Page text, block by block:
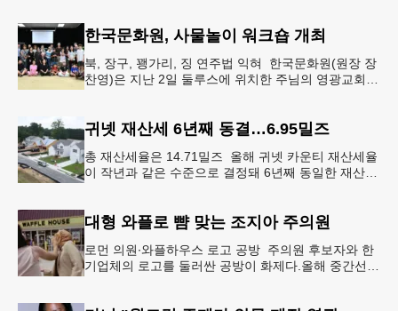
한국문화원, 사물놀이 워크숍 개최
북, 장구, 꽹가리, 징 연주법 익혀 한국문화원(원장 장
찬영)은 지난 2일 둘루스에 위치한 주님의 영광교회에
귀넷 재산세 6년째 동결…6.95밀즈
총 재산세율은 14.71밀즈 올해 귀넷 카운티 재산세율
이 작년과 같은 수준으로 결정돼 6년째 동일한 재산세
대형 와플로 뺨 맞는 조지아 주의원
로먼 의원∙와플하우스 로고 공방 주의원 후보자와 한
기업체의 로고를 둘러싼 공방이 화제다.올해 중간선거